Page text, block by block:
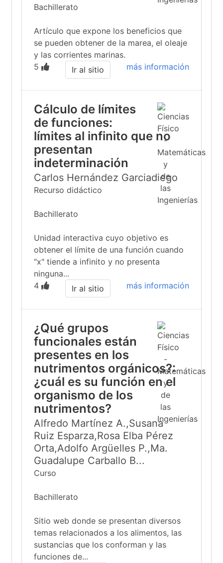
Bachillerato
Artículo que expone los beneficios que
se pueden obtener de la marea, el oleaje
y las corrientes marinas.
5
más información
Ir al sitio
Cálculo de límites
de funciones:
límites al infinito que no
presentan
indeterminación
Carlos Hernández Garciadiego
Recurso didáctico
Bachillerato
Unidad interactiva cuyo objetivo es
obtener el límite de una función cuando
"x" tiende a infinito y no presenta
ninguna...
4
más información
Ir al sitio
¿Qué grupos
funcionales están
presentes en los
nutrimentos orgánicos?:
¿cuál es su función en el
organismo de los
nutrimentos?
Alfredo Martínez A.,Susana
Ruiz Esparza,Rosa Elba Pérez
Orta,Adolfo Argüelles P.,Ma.
Guadalupe Carballo B...
Curso
Bachillerato
Sitio web donde se presentan diversos
temas relacionados a los alimentos, las
sustancias que los conforman y las
funciones de...